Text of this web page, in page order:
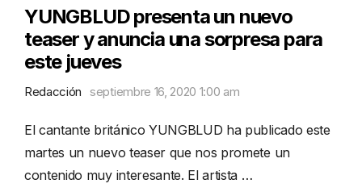
YUNGBLUD presenta un nuevo
teaser y anuncia una sorpresa para
este jueves
Redacción septiembre 16, 2020 1:00 am
El cantante británico YUNGBLUD ha publicado este
martes un nuevo teaser que nos promete un
contenido muy interesante. El artista …